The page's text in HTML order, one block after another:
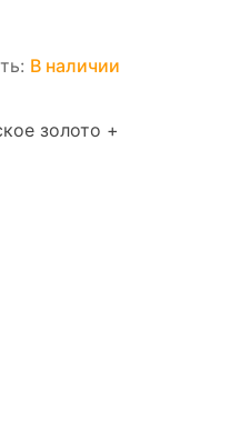
В наличии
золото +